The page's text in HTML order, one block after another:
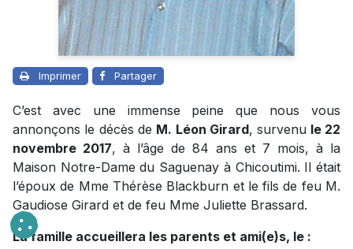
Imprimer Partager
C’est avec une immense peine que nous vous
annonçons le décès de M. Léon Girard, survenu le 22
novembre 2017, à l’âge de 84 ans et 7 mois, à la
Maison Notre-Dame du Saguenay à Chicoutimi. Il était
l’époux de Mme Thérèse Blackburn et le fils de feu M.
Gaudiose Girard et de feu Mme Juliette Brassard.
La famille accueillera les parents et ami(e)s, le :